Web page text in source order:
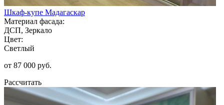
Шкаф-купе Мадагаскар
Материал фасада:
ДСП, Зеркало
Цвет:
Светлый
от 87 000 руб.
Рассчитать